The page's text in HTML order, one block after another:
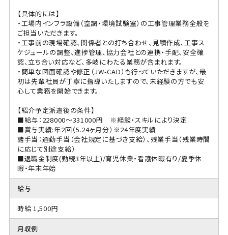
【具体的には】
・工場内インフラ設備（空調・環境試験室）の工事管理業務全般を
ご担当いただきます。
・工事前の現場確認、関係者との打ち合わせ、見積作成、工事ス
ケジュールの調整、進捗管理、協力会社との連携・手配、安全確
認、立ち合い対応など、多岐にわたる業務が含まれます。
・簡単な図面確認や修正（JW-CAD）も行っていただきますが、最
初は先輩社員が丁寧に指導いたしますので、未経験の方でも安
心して業務を開始できます。
【紹介予定派遣後の条件】
■給与：228000～331000円 ※経験・スキルにより決定
■賞与実績:年2回（5.24ヶ月分）※24年度実績
諸手当：通勤手当（会社規定に基づき支給）、残業手当（残業時間
に応じて別途支給）
■退職金制度(勤続3年以上)/育児休業・看護休暇有り/夏季休
暇・年末年始
給与
時給 1,500円
月収例